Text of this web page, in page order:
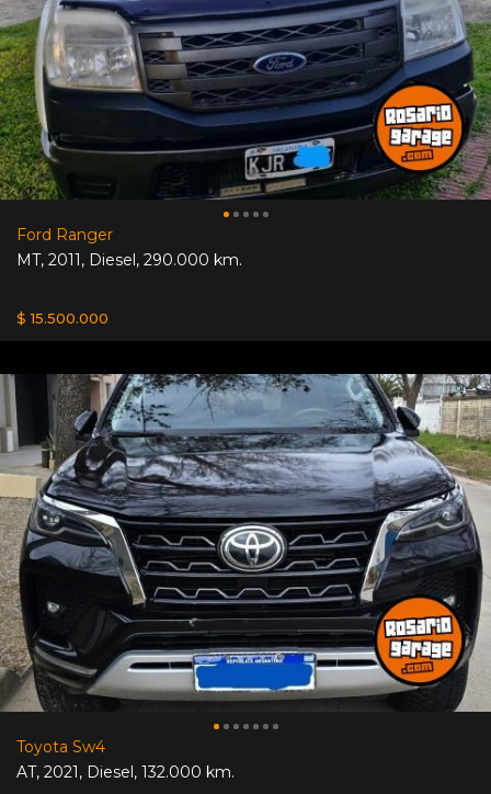
Ford Ranger
MT, 2011, Diesel, 290.000 km.
$ 15.500.000
Toyota Sw4
AT, 2021, Diesel, 132.000 km.